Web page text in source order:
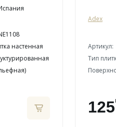
настенная
Adex
Артикул:
Тип
125